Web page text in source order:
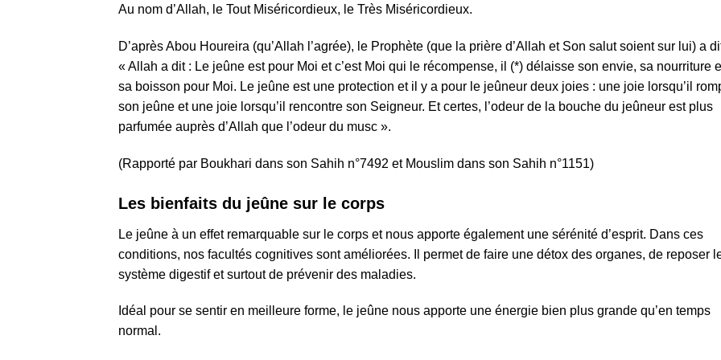
Au nom d’Allah, le Tout Miséricordieux, le Très Miséricordieux.
D’après Abou Houreira (qu’Allah l’agrée), le Prophète (que la prière d’Allah et Son salut soient sur lui) a
« Allah a dit : Le jeûne est pour Moi et c’est Moi qui le récompense, il (*) délaisse son envie, sa nourriture
sa boisson pour Moi. Le jeûne est une protection et il y a pour le jeûneur deux joies : une joie lorsqu’il
son jeûne et une joie lorsqu’il rencontre son Seigneur. Et certes, l’odeur de la bouche du jeûneur est plus
parfumée auprès d’Allah que l’odeur du musc ».
(Rapporté par Boukhari dans son Sahih n°7492 et Mouslim dans son Sahih n°1151)
Les bienfaits du jeûne sur le corps
Le jeûne à un effet remarquable sur le corps et nous apporte également une sérénité d’esprit. Dans ces
conditions, nos facultés cognitives sont améliorées. Il permet de faire une détox des organes, de reposer
système digestif et surtout de prévenir des maladies.
Idéal pour se sentir en meilleure forme, le jeûne nous apporte une énergie bien plus grande qu’en temps
normal.